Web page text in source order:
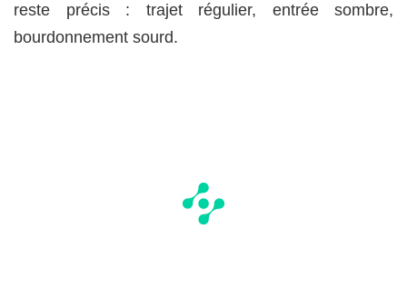
reste précis : trajet régulier, entrée sombre,
bourdonnement sourd.